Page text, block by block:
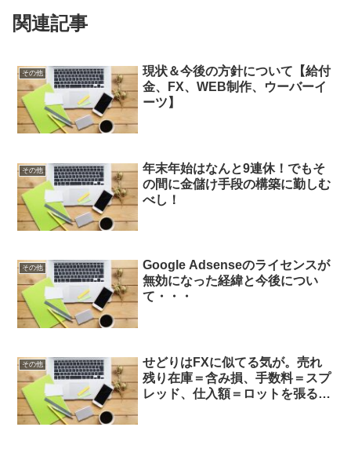
関連記事
その他
現状＆今後の方針について【給付
金、FX、WEB制作、ウーバーイ
ーツ】
その他
年末年始はなんと9連休！でもそ
の間に金儲け手段の構築に勤しむ
べし！
その他
Google Adsenseのライセンスが
無効になった経緯と今後につい
て・・・
その他
せどりはFXに似てる気が。売れ
残り在庫＝含み損、手数料＝スプ
レッド、仕入額＝ロットを張る度